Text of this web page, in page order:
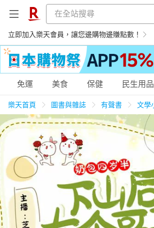
立即加入樂天會員，讓您邊購物邊賺點數！
購物網分類
天天免運 美食蛋糕 養生保健
居家生活 3C家電 運動休閒
女裝 男裝 化妝保養
免運 美食 保健 民生用品
樂天首頁 圖書與雜誌 有聲書 文學